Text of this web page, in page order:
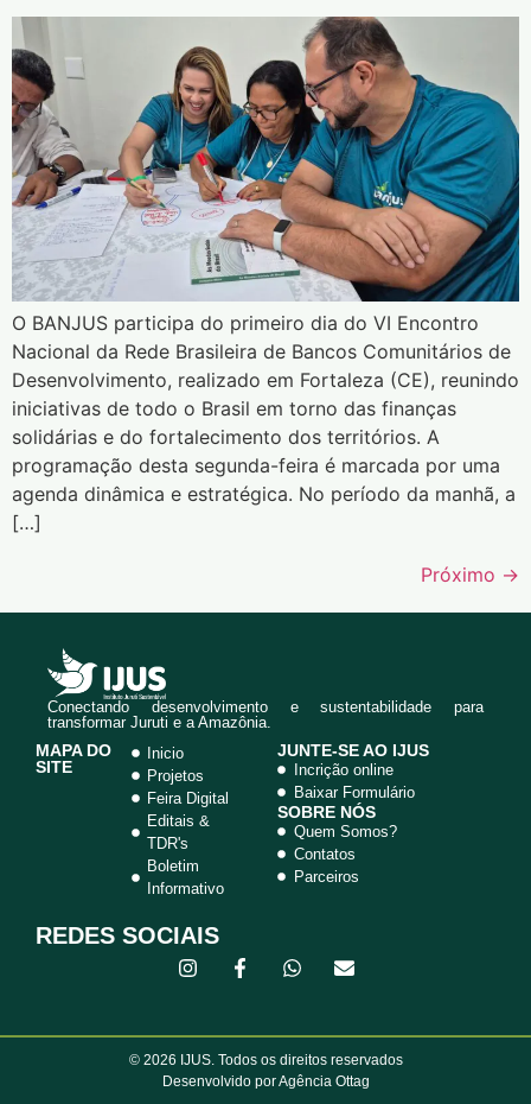
O BANJUS participa do primeiro dia do VI Encontro
Nacional da Rede Brasileira de Bancos Comunitários de
Desenvolvimento, realizado em Fortaleza (CE), reunindo
iniciativas de todo o Brasil em torno das finanças
solidárias e do fortalecimento dos territórios. A
programação desta segunda-feira é marcada por uma
agenda dinâmica e estratégica. No período da manhã, a
[…]
Próximo →
Conectando desenvolvimento e sustentabilidade para
transformar Juruti e a Amazônia.
MAPA DO
SITE
Inicio
Projetos
Feira Digital
Editais &
TDR's
Boletim
Informativo
JUNTE-SE AO IJUS
Incrição online
Baixar Formulário
SOBRE NÓS
Quem Somos?
Contatos
Parceiros
REDES SOCIAIS
© 2026 IJUS. Todos os direitos reservados
Desenvolvido por Agência Ottag